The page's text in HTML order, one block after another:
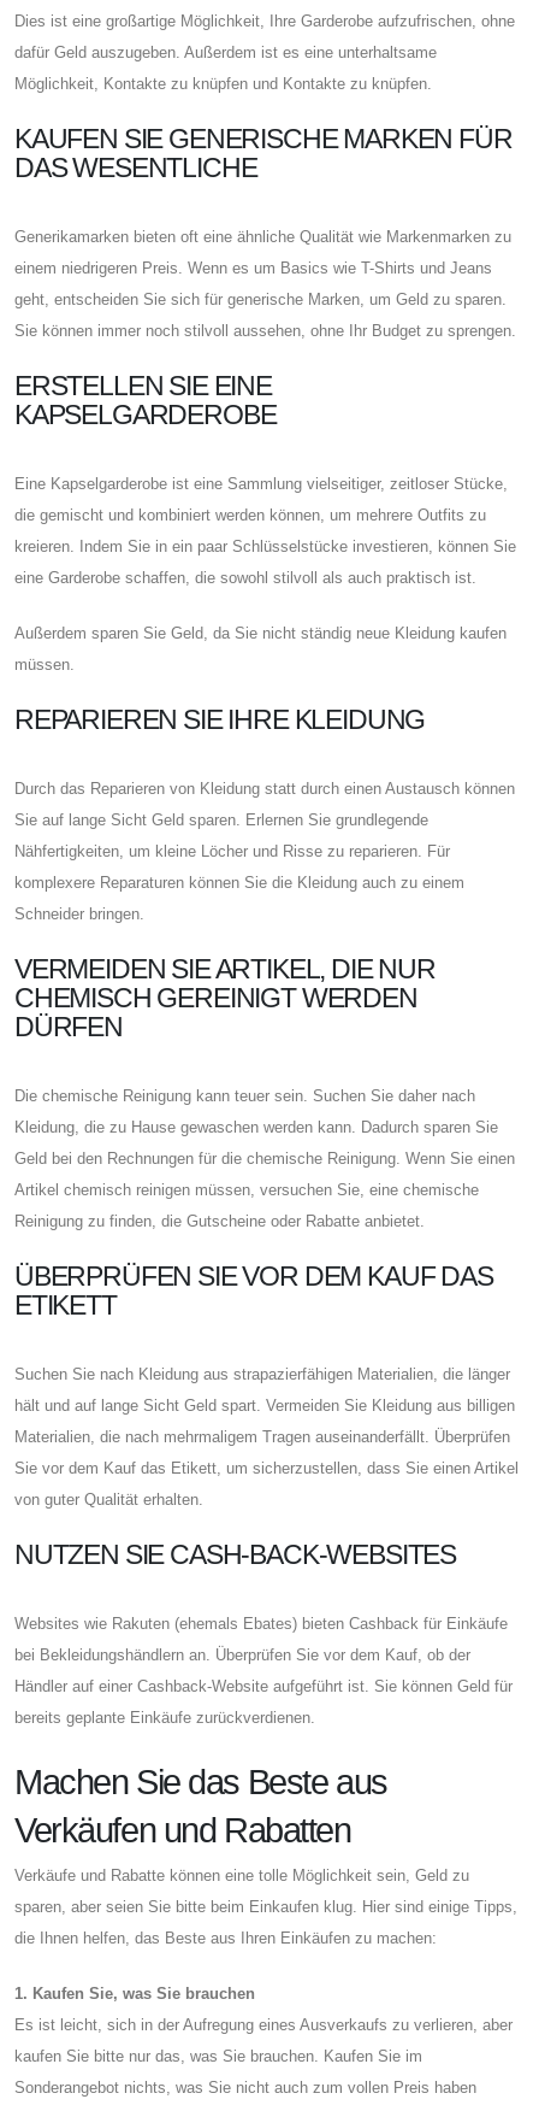
Dies ist eine großartige Möglichkeit, Ihre Garderobe aufzufrischen, ohne
dafür Geld auszugeben. Außerdem ist es eine unterhaltsame
Möglichkeit, Kontakte zu knüpfen und Kontakte zu knüpfen.
KAUFEN SIE GENERISCHE MARKEN FÜR
DAS WESENTLICHE
Generikamarken bieten oft eine ähnliche Qualität wie Markenmarken zu
einem niedrigeren Preis. Wenn es um Basics wie T-Shirts und Jeans
geht, entscheiden Sie sich für generische Marken, um Geld zu sparen.
Sie können immer noch stilvoll aussehen, ohne Ihr Budget zu sprengen.
ERSTELLEN SIE EINE
KAPSELGARDEROBE
Eine Kapselgarderobe ist eine Sammlung vielseitiger, zeitloser Stücke,
die gemischt und kombiniert werden können, um mehrere Outfits zu
kreieren. Indem Sie in ein paar Schlüsselstücke investieren, können Sie
eine Garderobe schaffen, die sowohl stilvoll als auch praktisch ist.
Außerdem sparen Sie Geld, da Sie nicht ständig neue Kleidung kaufen
müssen.
REPARIEREN SIE IHRE KLEIDUNG
Durch das Reparieren von Kleidung statt durch einen Austausch können
Sie auf lange Sicht Geld sparen. Erlernen Sie grundlegende
Nähfertigkeiten, um kleine Löcher und Risse zu reparieren. Für
komplexere Reparaturen können Sie die Kleidung auch zu einem
Schneider bringen.
VERMEIDEN SIE ARTIKEL, DIE NUR
CHEMISCH GEREINIGT WERDEN
DÜRFEN
Die chemische Reinigung kann teuer sein. Suchen Sie daher nach
Kleidung, die zu Hause gewaschen werden kann. Dadurch sparen Sie
Geld bei den Rechnungen für die chemische Reinigung. Wenn Sie einen
Artikel chemisch reinigen müssen, versuchen Sie, eine chemische
Reinigung zu finden, die Gutscheine oder Rabatte anbietet.
ÜBERPRÜFEN SIE VOR DEM KAUF DAS
ETIKETT
Suchen Sie nach Kleidung aus strapazierfähigen Materialien, die länger
hält und auf lange Sicht Geld spart. Vermeiden Sie Kleidung aus billigen
Materialien, die nach mehrmaligem Tragen auseinanderfällt. Überprüfen
Sie vor dem Kauf das Etikett, um sicherzustellen, dass Sie einen Artikel
von guter Qualität erhalten.
NUTZEN SIE CASH-BACK-WEBSITES
Websites wie Rakuten (ehemals Ebates) bieten Cashback für Einkäufe
bei Bekleidungshändlern an. Überprüfen Sie vor dem Kauf, ob der
Händler auf einer Cashback-Website aufgeführt ist. Sie können Geld für
bereits geplante Einkäufe zurückverdienen.
Machen Sie das Beste aus
Verkäufen und Rabatten
Verkäufe und Rabatte können eine tolle Möglichkeit sein, Geld zu
sparen, aber seien Sie bitte beim Einkaufen klug. Hier sind einige Tipps,
die Ihnen helfen, das Beste aus Ihren Einkäufen zu machen:
1. Kaufen Sie, was Sie brauchen
Es ist leicht, sich in der Aufregung eines Ausverkaufs zu verlieren, aber
kaufen Sie bitte nur das, was Sie brauchen. Kaufen Sie im
Sonderangebot nichts, was Sie nicht auch zum vollen Preis haben